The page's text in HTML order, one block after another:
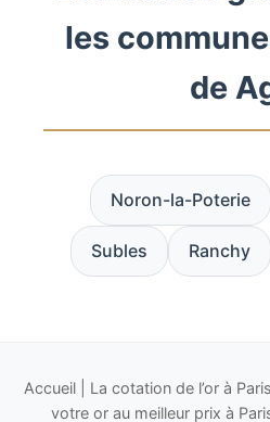
les
de
Noron-la-Poterie
Subles Ranchy
Accueil| La cotation de l’or à
votre or au meilleur prix à